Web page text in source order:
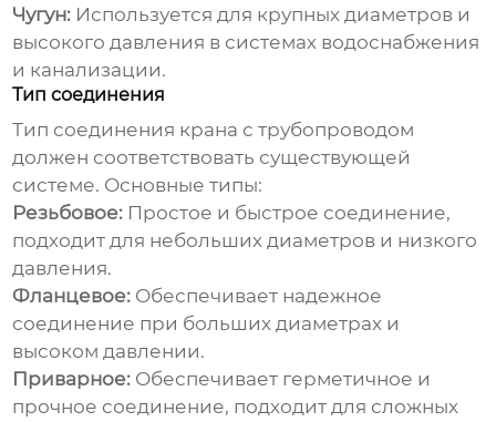
Чугун: Используется для крупных диаметров и
высокого давления в системах водоснабжения
и канализации.
Тип соединения
Тип соединения крана с трубопроводом
должен соответствовать существующей
системе. Основные типы:
Резьбовое: Простое и быстрое соединение,
подходит для небольших диаметров и низкого
давления.
Фланцевое: Обеспечивает надежное
соединение при больших диаметрах и
высоком давлении.
Приварное: Обеспечивает герметичное и
прочное соединение, подходит для сложных